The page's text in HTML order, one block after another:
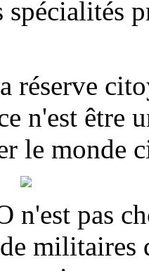
réserve
n'est être
le monde
n'est pas
militaires